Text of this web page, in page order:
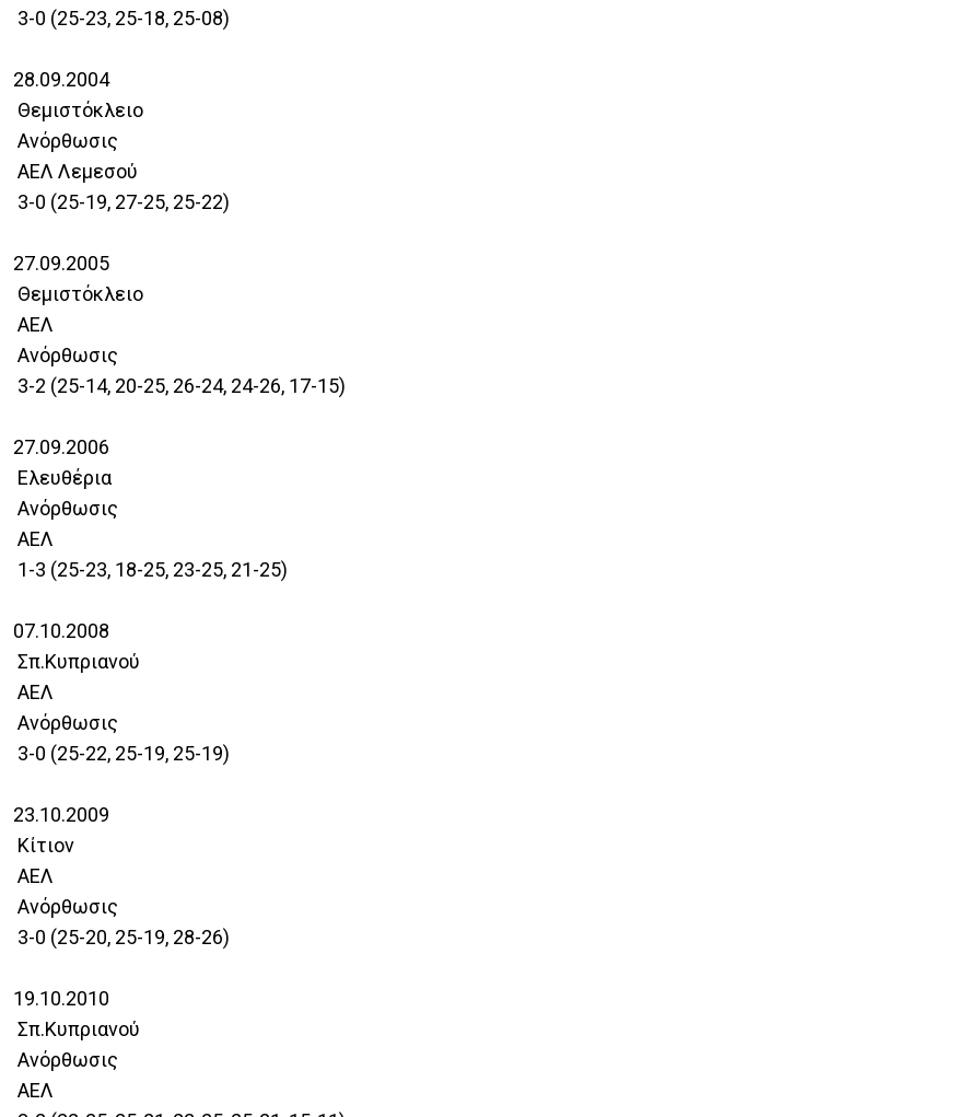
3-0 (25-23, 25-18, 25-08)
28.09.2004
Θεμιστόκλειο
Ανόρθωσις
ΑΕΛ Λεμεσού
3-0 (25-19, 27-25, 25-22)
27.09.2005
Θεμιστόκλειο
ΑΕΛ
Ανόρθωσις
3-2 (25-14, 20-25, 26-24, 24-26, 17-15)
27.09.2006
Ελευθέρια
Ανόρθωσις
ΑΕΛ
1-3 (25-23, 18-25, 23-25, 21-25)
07.10.2008
Σπ.Κυπριανού
ΑΕΛ
Ανόρθωσις
3-0 (25-22, 25-19, 25-19)
23.10.2009
Κίτιον
ΑΕΛ
Ανόρθωσις
3-0 (25-20, 25-19, 28-26)
19.10.2010
Σπ.Κυπριανού
Ανόρθωσις
ΑΕΛ